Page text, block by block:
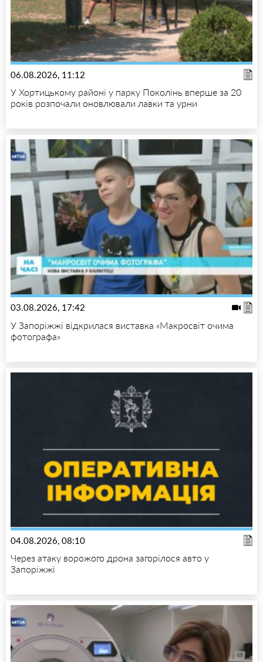
06.08.2026, 11:12
У Хортицькому районі у парку Поколінь вперше за 20
років розпочали оновлювали лавки та урни
03.08.2026, 17:42
У Запоріжжі відкрилася виставка «Макросвіт очима
фотографа»
04.08.2026, 08:10
Через атаку ворожого дрона загорілося авто у
Запоріжжі